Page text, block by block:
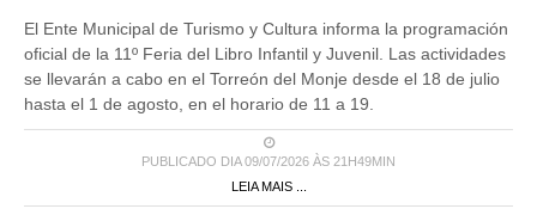
El Ente Municipal de Turismo y Cultura informa la programación
oficial de la 11º Feria del Libro Infantil y Juvenil. Las actividades
se llevarán a cabo en el Torreón del Monje desde el 18 de julio
hasta el 1 de agosto, en el horario de 11 a 19.
PUBLICADO DIA 09/07/2026 ÀS 21H49MIN
LEIA MAIS ...